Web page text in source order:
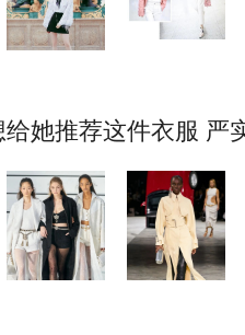
她推荐这件衣服 严